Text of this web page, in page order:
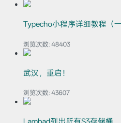
Typecho小程序详细教程（
浏览次数: 48403
武汉，重启！
浏览次数: 43607